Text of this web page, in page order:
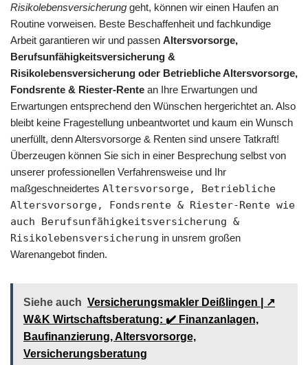
Risikolebensversicherung geht, können wir einen Haufen an
Routine vorweisen. Beste Beschaffenheit und fachkundige
Arbeit garantieren wir und passen Altersvorsorge,
Berufsunfähigkeitsversicherung &
Risikolebensversicherung oder Betriebliche Altersvorsorge,
Fondsrente & Riester-Rente an Ihre Erwartungen und
Erwartungen entsprechend den Wünschen hergerichtet an. Also
bleibt keine Fragestellung unbeantwortet und kaum ein Wunsch
unerfüllt, denn Altersvorsorge & Renten sind unsere Tatkraft!
Überzeugen können Sie sich in einer Besprechung selbst von
unserer professionellen Verfahrensweise und Ihr
maßgeschneidertes Altersvorsorge, Betriebliche
Altersvorsorge, Fondsrente & Riester-Rente wie
auch Berufsunfähigkeitsversicherung &
Risikolebensversicherung in unsrem großen
Warenangebot finden.
Siehe auch Versicherungsmakler Deißlingen | ↗️
W&K Wirtschaftsberatung: ✔️ Finanzanlagen,
Baufinanzierung, Altersvorsorge,
Versicherungsberatung